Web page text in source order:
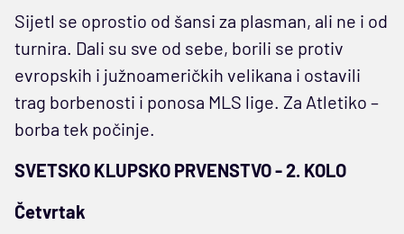
Sijetl se oprostio od šansi za plasman, ali ne i od
turnira. Dali su sve od sebe, borili se protiv
evropskih i južnoameričkih velikana i ostavili
trag borbenosti i ponosa MLS lige. Za Atletiko –
borba tek počinje.
SVETSKO KLUPSKO PRVENSTVO - 2. KOLO
Četvrtak